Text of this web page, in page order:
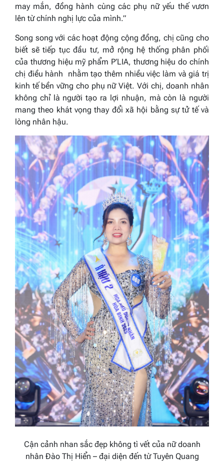
may mắn, đồng hành cùng các phụ nữ yếu thế vươn
lên từ chính nghị lực của mình.”
Song song với các hoạt động cộng đồng, chị cũng cho
biết sẽ tiếp tục đầu tư, mở rộng hệ thống phân phối
của thương hiệu mỹ phẩm P’LIA, thương hiệu do chính
chị điều hành nhằm tạo thêm nhiều việc làm và giá trị
kinh tế bền vững cho phụ nữ Việt. Với chị, doanh nhân
không chỉ là người tạo ra lợi nhuận, mà còn là người
mang theo khát vọng thay đổi xã hội bằng sự tử tế và
lòng nhân hậu.
Cận cảnh nhan sắc đẹp không tì vết của nữ doanh
nhân Đào Thị Hiển – đại diện đến từ Tuyên Quang